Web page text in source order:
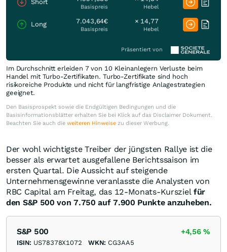
Short
Basispreis Hebel
Long 7.043,64€
Basispreis
× 14,77
Hebel
Präsentiert von
Im Durchschnitt erleiden 7 von 10 Kleinanlegern Verluste beim
Handel mit Turbo-Zertifikaten. Turbo-Zertifikate sind hoch
risikoreiche Produkte und nicht für langfristige Anlagestrategien
geeignet.
Den Basisprospekt sowie die Endgültigen Bedingungen und die
Basisinformationsblätter erhalten Sie bei Klick auf das Disclaimer Dokument.
Beachten Sie auch die weiteren Hinweise zu dieser Werbung.
Der wohl wichtigste Treiber der jüngsten Rallye ist die
besser als erwartet ausgefallene Berichtssaison im
ersten Quartal. Die Aussicht auf steigende
Unternehmensgewinne veranlasste die Analysten von
RBC Capital am Freitag, das 12-Monats-Kursziel für
den S&P 500 von 7.750 auf 7.900 Punkte anzuheben.
S&P 500 +4,56%
ISIN: US78378X1072 WKN: CG3AA5